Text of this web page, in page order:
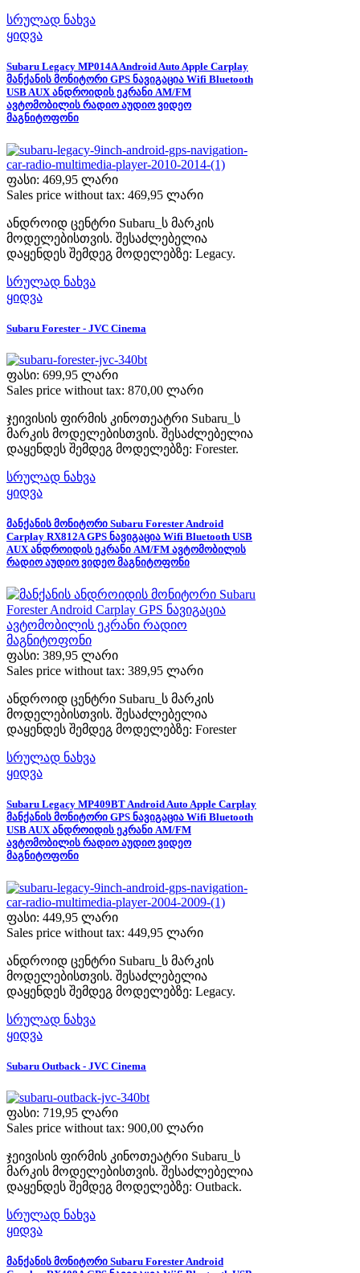
სრულად ნახვა
ყიდვა
Subaru Legacy MP014A Android Auto Apple Carplay
მანქანის მონიტორი GPS ნავიგაცია Wifi Bluetooth
USB AUX ანდროიდის ეკრანი AM/FM
ავტომობილის რადიო აუდიო ვიდეო
მაგნიტოფონი
ფასი: 469,95 ლარი
Sales price without tax: 469,95 ლარი
ანდროიდ ცენტრი Subaru_ს მარკის
მოდელებისთვის. შესაძლებელია
დაყენდეს შემდეგ მოდელებზე: Legacy.
სრულად ნახვა
ყიდვა
Subaru Forester - JVC Cinema
ფასი: 699,95 ლარი
Sales price without tax: 870,00 ლარი
ჯეივისის ფირმის კინოთეატრი Subaru_ს
მარკის მოდელებისთვის. შესაძლებელია
დაყენდეს შემდეგ მოდელებზე: Forester.
სრულად ნახვა
ყიდვა
მანქანის მონიტორი Subaru Forester Android
Carplay RX812A GPS ნავიგაცია Wifi Bluetooth USB
AUX ანდროიდის ეკრანი AM/FM ავტომობილის
რადიო აუდიო ვიდეო მაგნიტოფონი
ფასი: 389,95 ლარი
Sales price without tax: 389,95 ლარი
ანდროიდ ცენტრი Subaru_ს მარკის
მოდელებისთვის. შესაძლებელია
დაყენდეს შემდეგ მოდელებზე: Forester
სრულად ნახვა
ყიდვა
Subaru Legacy MP409BT Android Auto Apple Carplay
მანქანის მონიტორი GPS ნავიგაცია Wifi Bluetooth
USB AUX ანდროიდის ეკრანი AM/FM
ავტომობილის რადიო აუდიო ვიდეო
მაგნიტოფონი
ფასი: 449,95 ლარი
Sales price without tax: 449,95 ლარი
ანდროიდ ცენტრი Subaru_ს მარკის
მოდელებისთვის. შესაძლებელია
დაყენდეს შემდეგ მოდელებზე: Legacy.
სრულად ნახვა
ყიდვა
Subaru Outback - JVC Cinema
ფასი: 719,95 ლარი
Sales price without tax: 900,00 ლარი
ჯეივისის ფირმის კინოთეატრი Subaru_ს
მარკის მოდელებისთვის. შესაძლებელია
დაყენდეს შემდეგ მოდელებზე: Outback.
სრულად ნახვა
ყიდვა
მანქანის მონიტორი Subaru Forester Android